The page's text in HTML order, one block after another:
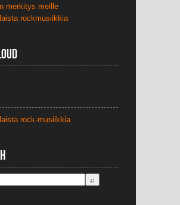
merkitys meille
rockmusiikkia
rock-musiikkia